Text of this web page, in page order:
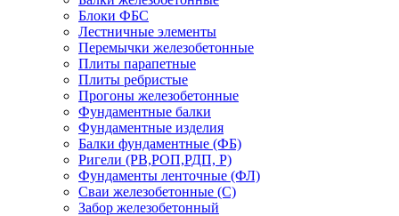
Блоки ФБС
Лестничные элементы
Перемычки железобетонные
Плиты парапетные
Плиты ребристые
Прогоны железобетонные
Фундаментные балки
Фундаментные изделия
Балки фундаментные (ФБ)
Ригели (РВ,РОП,РДП, Р)
Фундаменты ленточные (ФЛ)
Сваи железобетонные (С)
Забор железобетонный